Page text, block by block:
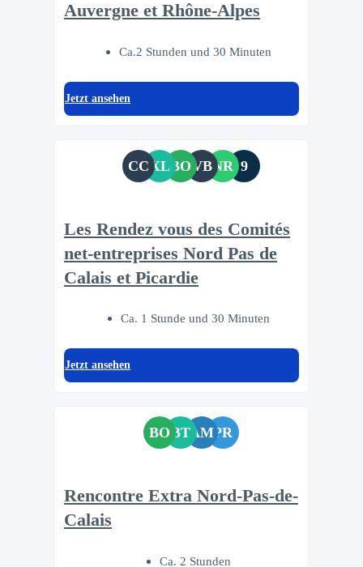
Auvergne et Rhône-Alpes
Ca.2 Stunden und 30 Minuten
Jetzt ansehen
CC XL BO VB NR 9
Les Rendez vous des Comités
net-entreprises Nord Pas de
Calais et Picardie
Ca. 1 Stunde und 30 Minuten
Jetzt ansehen
BO BTAMPR
Rencontre Extra Nord-Pas-de-
Calais
Ca. 2 Stunden